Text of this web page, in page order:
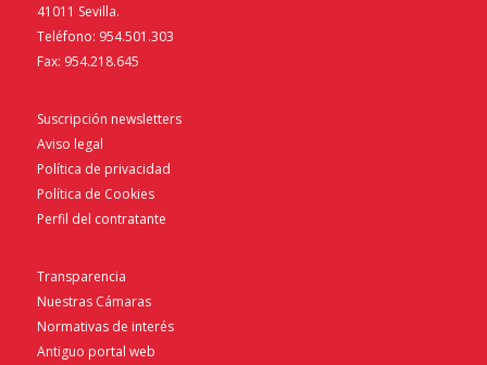
41011 Sevilla.
Teléfono: 954.501.303
Fax: 954.218.645
Suscripción newsletters
Aviso legal
Política de privacidad
Política de Cookies
Perfil del contratante
Transparencia
Nuestras Cámaras
Normativas de interés
Antiguo portal web